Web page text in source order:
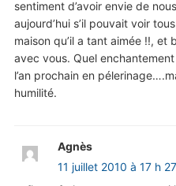
sentiment d’avoir envie de
aujourd’hui s’il pouvait voir
maison qu’il a tant aimée !!, et
avec vous. Quel
l’an prochain en
humilité.
Agnès
11 juillet 2010 à 17 h